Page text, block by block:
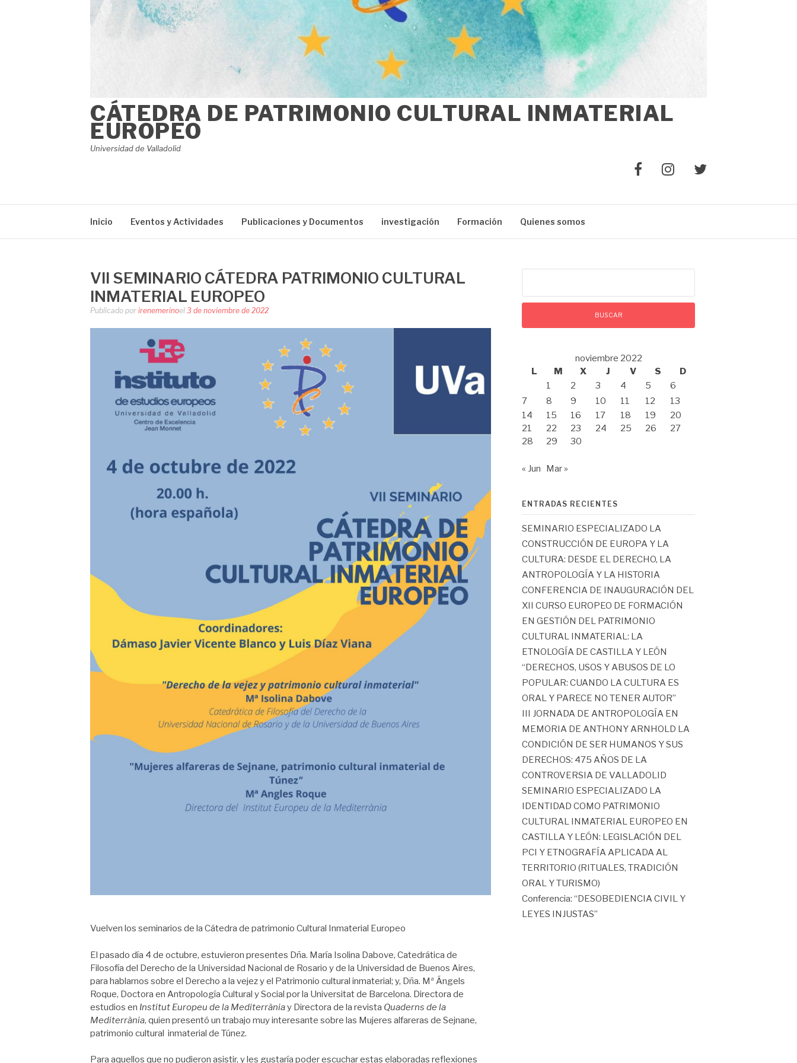
CÁTEDRA DE PATRIMONIO CULTURAL INMATERIAL
EUROPEO
Universidad de Valladolid
ElementoElementoElemento
Inicio Eventos y Actividades Publicaciones y Documentos investigación Formación Quienes somos
VII SEMINARIO CÁTEDRA PATRIMONIO CULTURAL
INMATERIAL EUROPEO
Publicado por irenemerinoel 3 de noviembre de 2022
Vuelven los seminarios de la Cátedra de patrimonio Cultural Inmaterial Europeo
El pasado día 4 de octubre, estuvieron presentes Dña. María Isolina Dabove, Catedrática de
Filosofía del Derecho de la Universidad Nacional de Rosario y de la Universidad de Buenos Aires,
para hablarnos sobre el Derecho a la vejez y el Patrimonio cultural inmaterial; y, Dña. Mª Ángels
Roque, Doctora en Antropología Cultural y Social por la Universitat de Barcelona. Directora de
estudios en Institut Europeu de la Mediterràniay Directora de la revista Quaderns de la
Mediterrània, quien presentó un trabajo muy interesante sobre las Mujeres alfareras de Sejnane,
patrimonio cultural inmaterial de Túnez.
Para aquellos que no pudieron asistir, y les gustaría poder escuchar estas elaboradas reflexiones
noviembre 2022
L
M X J V S
D
1
2 3 4 5
6
7
8 9 10 11 12
13
14
15 16 17 18 19
20
21
22 23 24 25 26
27
28
29 30
« Jun Mar »
ENTRADAS RECIENTES
SEMINARIO ESPECIALIZADO LA
CONSTRUCCIÓN DE EUROPA Y LA
CULTURA: DESDE EL DERECHO, LA
ANTROPOLOGÍA Y LA HISTORIA
CONFERENCIA DE INAUGURACIÓN DEL
XII CURSO EUROPEO DE FORMACIÓN
EN GESTIÓN DEL PATRIMONIO
CULTURAL INMATERIAL: LA
ETNOLOGÍA DE CASTILLA Y LEÓN
“DERECHOS, USOS Y ABUSOS DE LO
POPULAR: CUANDO LA CULTURA ES
ORAL Y PARECE NO TENER AUTOR”
III JORNADA DE ANTROPOLOGÍA EN
MEMORIA DE ANTHONY ARNHOLD LA
CONDICIÓN DE SER HUMANOS Y SUS
DERECHOS: 475 AÑOS DE LA
CONTROVERSIA DE VALLADOLID
SEMINARIO ESPECIALIZADO LA
IDENTIDAD COMO PATRIMONIO
CULTURAL INMATERIAL EUROPEO EN
CASTILLA Y LEÓN: LEGISLACIÓN DEL
PCI Y ETNOGRAFÍA APLICADA AL
TERRITORIO (RITUALES, TRADICIÓN
ORAL Y TURISMO)
Conferencia: “DESOBEDIENCIA CIVIL Y
LEYES INJUSTAS”